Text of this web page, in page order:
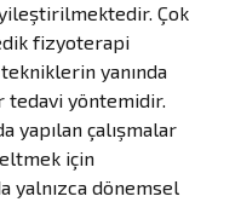
Çok
fizyoterapi
yanında
tedavi yöntemidir.
yapılan çalışmalar
için
yalnızca dönemsel